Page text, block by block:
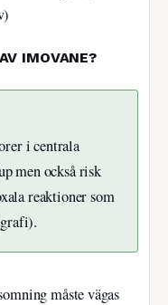
IMOVANE?
i centrala
men också risk
reaktioner som
måste vägas